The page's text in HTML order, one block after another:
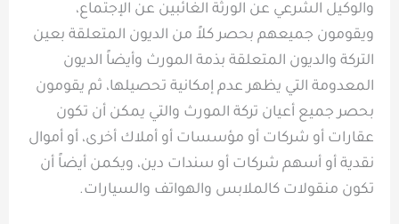
والوكيل الشرعي عن الورثة الغائبين عن الإجتماع،
ويقومون جميعهم بحصر كلاً من الديون المتعلقة بعين
التركة والديون المتعلقة بذمة المورث وأيضاً الديون
المعدومة التي يظهر عدم إمكانية تحصيلها، ثم يقومون
بحصر جميع أعيان تركة المورث والتي يمكن أن تكون
عقارات أو شركات أو مؤسسات أو أملاك أخرى، أو أموال
نقدية أو أسهم شركات أو سندات دين، ويكمن أيضاً أن
تكون منقولات كالملابس والهواتف والسيارات.